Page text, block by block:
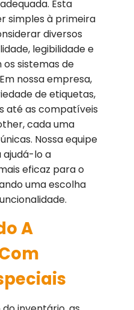
Esta
simples à primeira
diversos
legibilidade e
sistemas de
nossa empresa,
de etiquetas,
até as compatíveis
cada uma
Nossa equipe
lo a
eficaz para o
uma escolha
A